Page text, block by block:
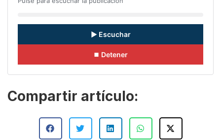
▶ Escuchar
⏹ Detener
Compartir artículo: